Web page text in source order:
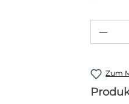
Zum